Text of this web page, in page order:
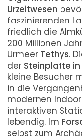
Urzeitwesen
faszinierenden
friedlich die
200 Millionen
Urmeer Tethys.
der Steinplatte
kleine Besucher
in die
modernen
interaktiven
lebendig. Im
selbst zum